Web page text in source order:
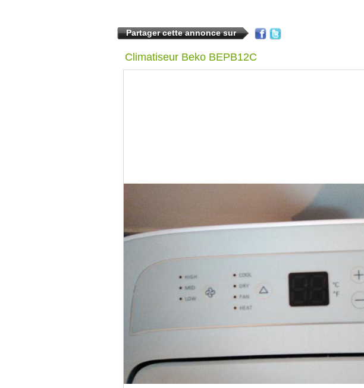
Partager cette annonce sur
Climatiseur Beko BEPB12C